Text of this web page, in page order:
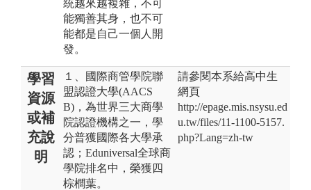
統越來越複雜，不可
能獨善其身，也不可
能都是自己一個人開
發。
學習
資源
或補
充說
明
１、國際商管學院聯
盟認證大學(AACS
B)，為世界三大商學
院認證機構之一，學
分普獲國際各大學承
認；Eduniversal全球商
學院排名中，榮獲四
棕櫚葉。
請參閱本系給高中生
網頁
http://epage.mis.nsysu.ed
u.tw/files/11-1100-5157.
php?Lang=zh-tw